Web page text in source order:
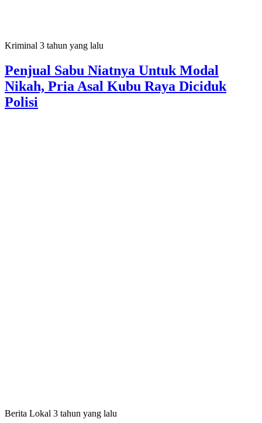
Kriminal 3 tahun yang lalu
Penjual Sabu Niatnya Untuk Modal
Nikah, Pria Asal Kubu Raya Diciduk
Polisi
Berita Lokal 3 tahun yang lalu